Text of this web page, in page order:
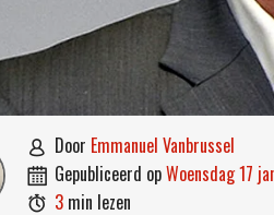
 door Emmanuel Vanbrussel
 gepubliceerd op woensdag 17
 3 min lezen